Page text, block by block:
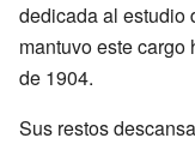
dedicada al estudio
mantuvo este
de 1904.
Sus restos